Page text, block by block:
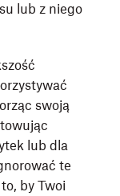
lub z niego
swoją
lub dla
te
by Twoi